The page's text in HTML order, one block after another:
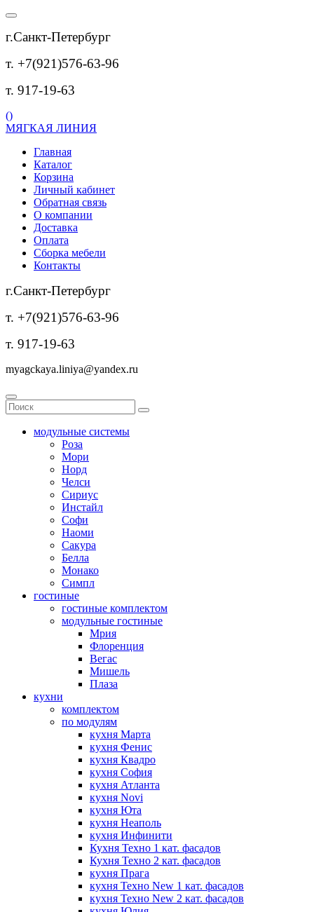
г.Санкт-Петербург
т. +7(921)576-63-96
т. 917-19-63
()
МЯГКАЯ ЛИНИЯ
Главная
Каталог
Корзина
Личный кабинет
Обратная связь
О компании
Доставка
Оплата
Сборка мебели
Контакты
г.Санкт-Петербург
т. +7(921)576-63-96
т. 917-19-63
myagckaya.liniya@yandex.ru
модульные системы
Роза
Мори
Норд
Челси
Сириус
Инстайл
Софи
Наоми
Сакура
Белла
Монако
Симпл
гостиные
гостиные комплектом
модульные гостиные
Мрия
Флоренция
Вегас
Мишель
Плаза
кухни
комплектом
по модулям
кухня Марта
кухня Фенис
кухня Квадро
кухня София
кухня Атланта
кухня Novi
кухня Юта
кухня Неаполь
кухня Инфинити
Кухня Техно 1 кат. фасадов
Кухня Техно 2 кат. фасадов
кухня Прага
кухня Техно New 1 кат. фасадов
кухня Техно New 2 кат. фасадов